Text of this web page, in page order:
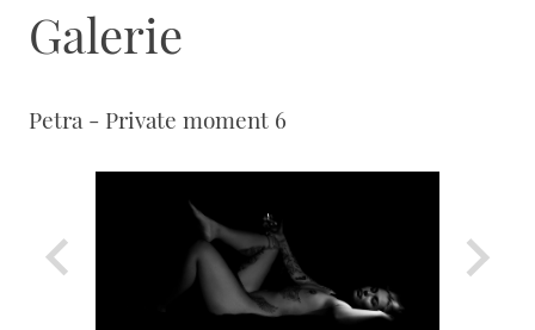
Galerie
Petra - Private moment 6